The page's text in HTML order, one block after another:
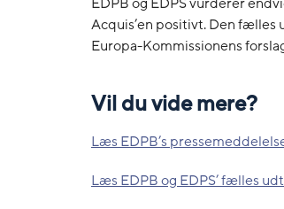
Acquis’en positivt. Den
Europa-Kommissionens
Vil du vide mere?
Læs EDPB’s
Læs EDPB og EDPS’ fælles